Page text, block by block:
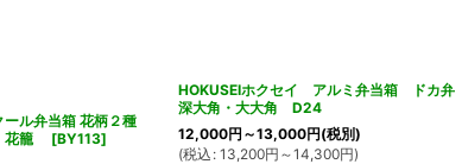
ール弁当箱 花柄２種
花籠
[BY113]
HOKUSEIホクセイ アルミ弁当箱 ドカ弁
深大角・大大角 D24
12,000円 ～13,000円(税別)
(税込 : 13,200円 ～14,300円)